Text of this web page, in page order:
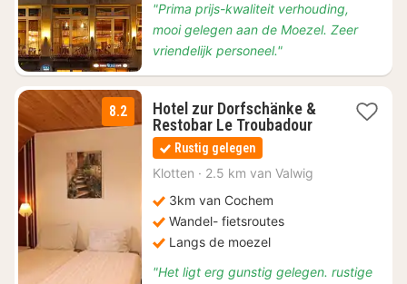
"Prima prijs-kwaliteit verhouding,
mooi gelegen aan de Moezel. Zeer
vriendelijk personeel."
8.2
Hotel zur Dorfschänke &
Restobar Le Troubadour1
€
Rustig gelegen
Klotten · 2.5 km van Valwig
3km van Cochem
Wandel- fietsroutes
Langs de moezel
"Het ligt erg gunstig gelegen. rustige